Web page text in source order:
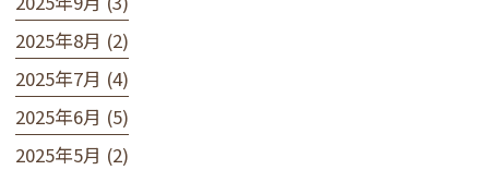
2025年8月 (2)
2025年7月 (4)
2025年6月 (5)
2025年5月 (2)